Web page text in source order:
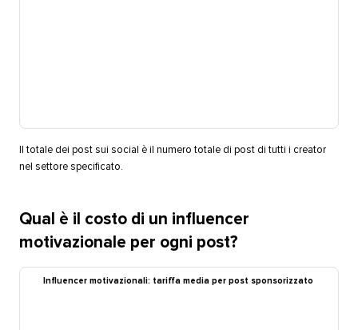
Il totale dei post sui social è il numero totale di post di tutti i creator
nel settore specificato.​​
Qual è il costo di un influencer
motivazionale per ogni post?​​
Influencer motivazionali: tariffa media per post sponsorizzato​​